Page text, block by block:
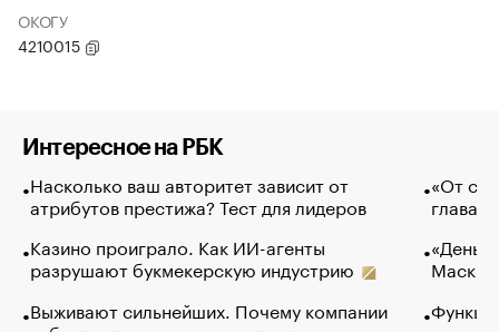
ОКОГУ
4210015
Интересное на РБК
Насколько ваш авторитет зависит от
атрибутов престижа? Тест для лидеров
Казино проиграло. Как ИИ-агенты
разрушают букмекерскую индустрию
Выживают сильнейших. Почему компании
«От
глава
Маск в